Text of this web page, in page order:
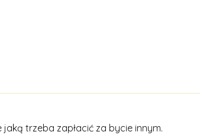
jaką trzeba zapłacić za bycie innym.